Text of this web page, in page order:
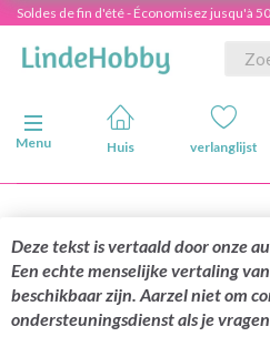
Soldes de fin d'été - Économisez jusqu'à
Navigatie in-/uitschakelen
Menu
Huis verlanglijst
Deze tekst is vertaald door onze
Een echte menselijke vertaling
beschikbaar zijn. Aarzel niet om
ondersteuningsdienst als je